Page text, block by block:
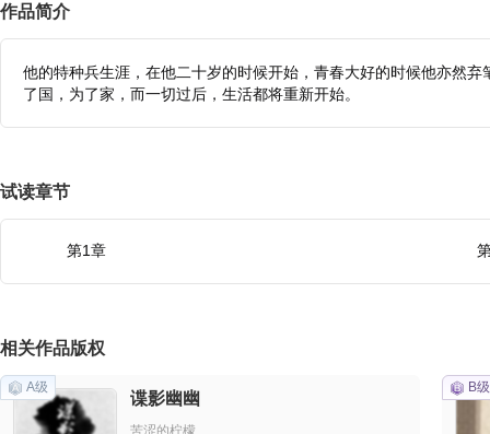
作品简介
他的特种兵生涯，在他二十岁的时候开始，青春大好的时候他亦然
了国，为了家，而一切过后，生活都将重新开始。
试读章节
第1章
相关作品版权
A级
谍影幽幽
苦涩的柠檬
B级